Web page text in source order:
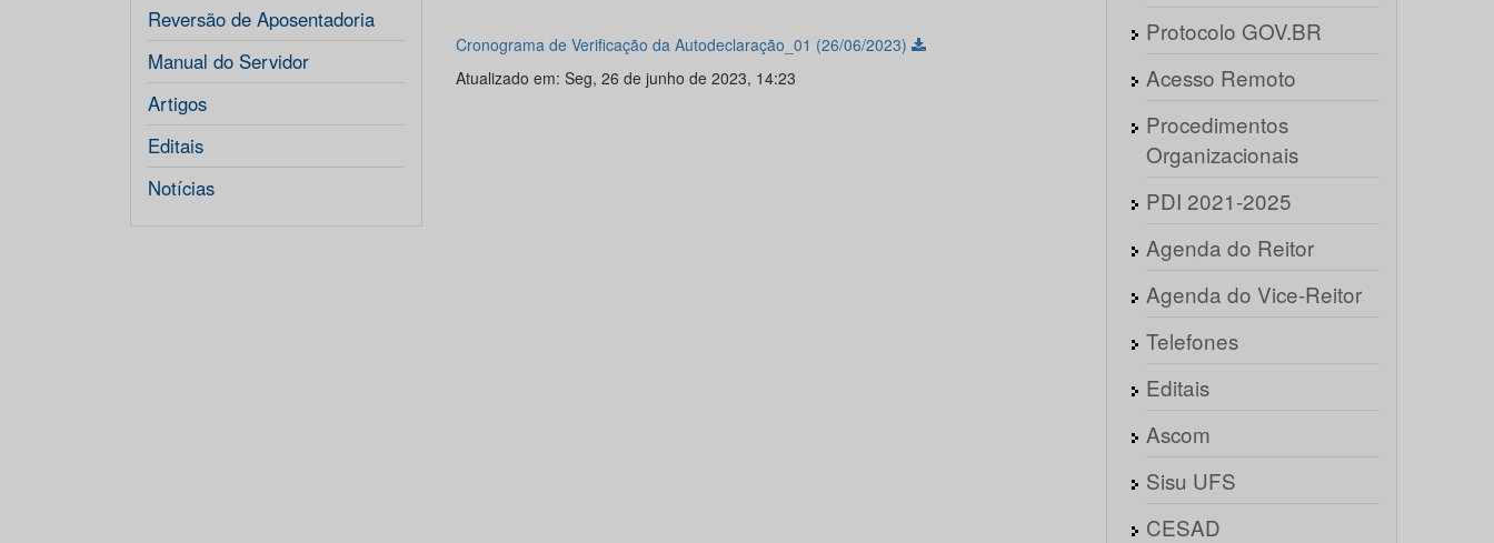
Reversão de Aposentadoria
Manual do Servidor
Artigos
Editais
Notícias
Cronograma de Verificação da Autodeclaração_01 (26/06/2023)
Atualizado em: Seg, 26 de junho de 2023, 14:23
Protocolo GOV.BR
Acesso Remoto
Procedimentos
Organizacionais
PDI 2021-2025
Agenda do Reitor
Agenda do Vice-Reitor
Telefones
Editais
Ascom
Sisu UFS
CESAD